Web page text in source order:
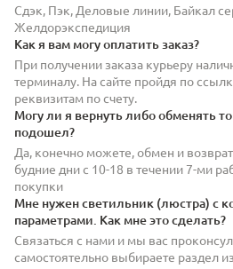
Сдэк, Пэк, Деловые линии, Байкал
Желдорэкспедиция
Как я вам могу оплатить заказ?
При получении заказа курьеру
терминалу. На сайте пройдя по
реквизитам по счету.
Могу ли я вернуть либо обменять
подошел?
Да, конечно можете, обмен и
будние дни с 10-18 в течении 7-ми
покупки
Мне нужен светильник (люстра) с
параметрами. Как мне это сделать?
Связаться с нами и мы вас
самостоятельно выбираете раздел